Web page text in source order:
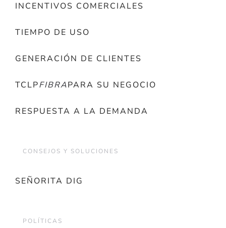
INCENTIVOS COMERCIALES
TIEMPO DE USO
GENERACIÓN DE CLIENTES
TCLPFIBRAPARA SU NEGOCIO
RESPUESTA A LA DEMANDA
CONSEJOS Y SOLUCIONES
SEÑORITA DIG
POLÍTICAS